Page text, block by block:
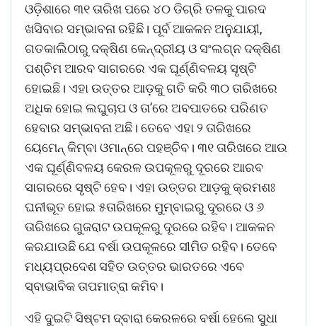
ଓଡ଼ିଶାରେ ୩୧ ତାରିଖ ପରେ ୪୦ ଡିଗ୍ରି ତଳକୁ ପାରଦ
ଖସିବାର ସମ୍ଭାବନା ରହିଛି। ପୂର୍ବ ଆକଳନ ଅନୁଯାୟୀ,
ଗତକାଲିଠାରୁ ଦକ୍ଷିଣ କେନ୍ଦ୍ରୀୟ ଓ ସଂଲଗ୍ନ ଦକ୍ଷିଣ
ପଶ୍ଚିମ ଆରବ ସାଗରରେ ଏକ ଘୂର୍ଣ୍ଣିବଳୟ ସୃଷ୍ଟି
ହୋଇଛି। ଏହା ଉତ୍ତର ଆଡ଼କୁ ଗତି କରି ୩୦ ତାରିଖରେ
ଅଧିକ ହୋଇ ଲଘୁଚାପ ଓ ତା’ରେ ଅବପାତରେ ପରିଣତ
ହେବାର ସମ୍ଭାବନା ଅଛି। ତେବେ ଏହା ୨ ତାରିଖରେ
ୟେମେନ୍‌ କିମ୍ବା ଓମାନ୍‌ରେ ପହଞ୍ଚିବ। ୩୧ ତାରିଖରେ ଆଉ
ଏକ ଘୂର୍ଣ୍ଣିବଳୟ କେରଳ ଉପକୂଳରୁ ଦୂରରେ ଆରବ
ସାଗରରେ ସୃଷ୍ଟି ହେବ। ଏହା ଉତ୍ତର ଆଡ଼କୁ କ୍ରମଶଃ
ଘନୀଭୂତ ହୋଇ ୫ତାରିଖରେ ମୁମ୍ବାଇରୁ ଦୂରରେ ଓ ୬
ତାରିଖରେ ଗୁଜରାଟ ଉପକୂଳରୁ ଦୂରରେ ରହିବ। ଆକଳନ
କରଯାଉଛି ଯେ ବର୍ଷା ଉପକୂଳରେ ସୀମିତ ରହିବ। ତେବେ
ମଧ୍ୟପ୍ରଦେଶ ସହିତ ଉତ୍ତର ଭାରତରେ ଏବେ
ସ୍ବାଭାବିକ ତା‌ପମାତ୍ରା କମିବ।
ଏହି ଦୁଇଟି ସିଷ୍ଟମ ଦ୍ବାରା କେରଳରେ ବର୍ଷା ହେଲେ ସୁଧା